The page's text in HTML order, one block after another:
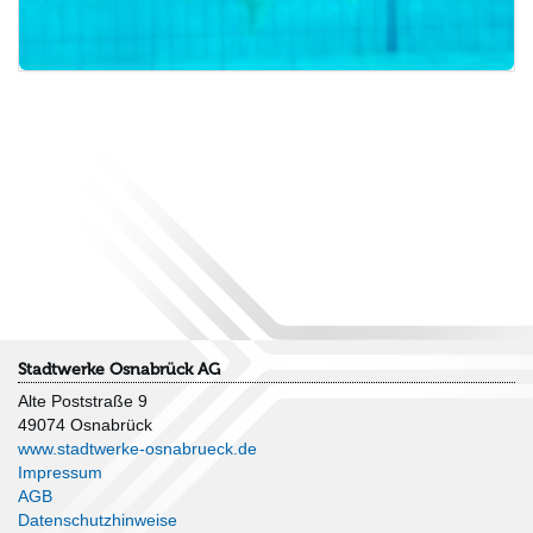
Stadtwerke Osnabrück AG
Alte Poststraße 9
49074 Osnabrück
www.stadtwerke-osnabrueck.de
Impressum
AGB
Datenschutzhinweise